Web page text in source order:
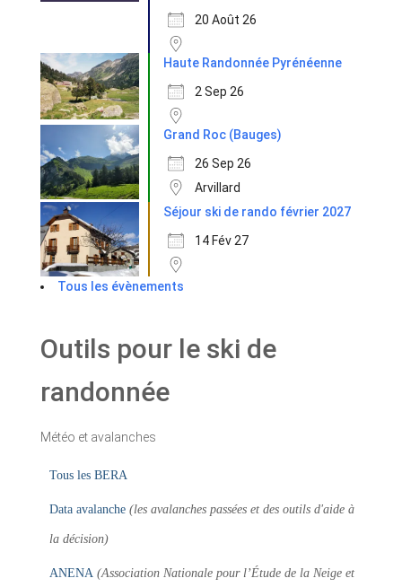
20 Août 26
Haute Randonnée Pyrénéenne
2 Sep 26
Grand Roc (Bauges)
26 Sep 26
Arvillard
Séjour ski de rando février 2027
14 Fév 27
Tous les évènements
Outils pour le ski de
randonnée
Météo et avalanches
Tous les BERA
Data avalanche (les avalanches passées et des outils d'aide à
la décision)
ANENA (Association Nationale pour l’Étude de la Neige et